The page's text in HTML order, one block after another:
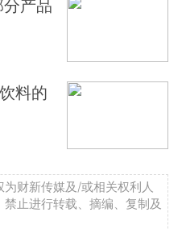
产品
料的
财新传媒及/或相关权利人
止进行转载、摘编、复制及